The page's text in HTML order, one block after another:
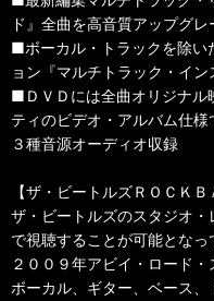
ド』全曲を高音質アップグ
■ボーカル・トラックを除い
ョン『マルチトラック・イ
■ＤＶＤには全曲オリジナル
ティのビデオ・アルバム仕
３種音源オーディオ収録
【ザ・ビートルズＲＯＣＫ
ザ・ビートルズのスタジオ
で視聴することが可能となっ
２００９年アビイ・ロード
ボーカル、ギター、ベース